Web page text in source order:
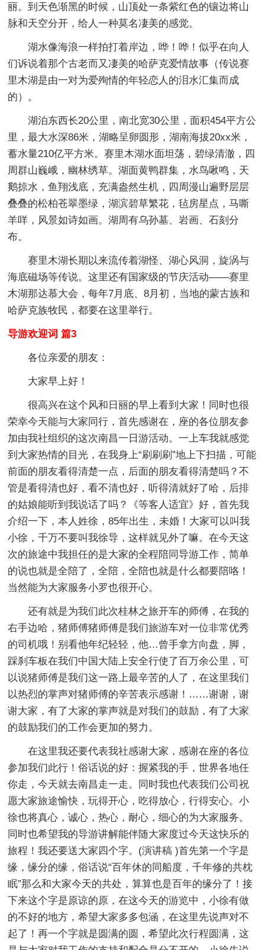
丽。到天色渐黑的时候，山顶处一条紫红色的镶边将山
脉和天空分开，给人一种莫名凄美的感觉。
湖水像海浪一样拍打着岸边，哗！哗！似乎在向人
们诉说着那个古老而又凄美的哈萨克爱情故事（传说赛
里木湖是由一对为爱殉情的年轻恋人的泪水汇集而成
的）。
湖泊东西长20公里，南北宽30公里，面积454平方公
里，最大水深86米，湖略呈卵圆形，湖南海拔20xx米，
蓄水量210亿平方米。赛里木湖水面坦荡，碧绿清澈，四
周群山巍峨，幽林绣草。湖面黄鸭群集，水鸟啾鸣，天
鹅掠水，鱼翔浅底，充满盎然生机，四周漫山遍野层层
叠叠的松柏苍翠墨绿，湖滨碧草繁花，毡房星点，马嘶
羊咩，风景如诗如画。湖周有乌孙墓、岩画、石刻分
布。
赛里木湖长期以来流传着湖怪、湖心风洞，旋涡与
海底磁场等传说。这里还有国家级的节庆活动——赛里
木湖那达慕大会，每年7月底、8月初，当地的蒙古族和
哈萨克族牧民，都要在这里举行。
导游欢迎词 篇3
各位亲爱的朋友：
大家早上好！
很高兴在这个风和日丽的早上看到大家！同时也很
荣幸今天能与大家同行，首先感谢在，座的各位朋友参
加由我社组织的这次南昌一日游活动。一上车我就感觉
到大家热情的目光，在我身上“刷刷刷”地上下扫描，可能
前面的朋友看得清楚一点，后面的朋友看得清楚吗？不
管是看得清也好，看不清也好，听得清就好了哈，后排
的姑娘能听到我说话了吗？《等客人适宜》好，首先我
介绍一下，本人姓徐，85年出生，未婚！大家可以叫我
小徐，千万不要叫我徐导，这样就见外了嘛。在今天这
次的旅途中我担任的是大家的全程陪同导游工作，简单
的说也就是全陪了，全陪，全陪也就是什么都要陪咯！
当然能为大家服务小罗也很开心。
还有就是为我们此次桂林之旅开车的师傅，在我的
右手边哈，猪师傅猪师傅是我们旅游车对一位非常优秀
的司机哦！别看他年纪轻轻，他…曾手拿方向盘，脚，
踩刹车板在我们中国大陆上安全行使了百万余公里，可
以说猪师傅是我们这一路上最辛苦的人了，在这里我们
以热烈的掌声对猪师傅的辛苦表示感谢！……谢谢，谢
谢大家，有了大家的掌声就是对我们的鼓励，有了大家
的鼓励我们的工作会更加的努力。
在这里我还要代表我社感谢大家，感谢在座的各位
参加我们此行！俗话说的好：握紧我的手，世界各地任
你走，今天就去南昌走一走。同时我也代表我们公司祝
愿大家旅途愉快，玩得开心，吃得放心，行得安心。小
徐也将真心，诚心，热心，耐心，细心的为大家服务。
同时也希望我的导游讲解能伴随大家度过今天这快乐的
旅程！我还要送大家四个字。(演讲稿 )首先第一个字是
缘，缘分的缘，俗话说“百年休的同船度，千年修的共枕
眠”那么和大家今天的共处，算算也是百年的缘分了！接
下来这个字是原谅的原，在这今天的游览中，小徐有做
的不好的地方，希望大家多多包涵，在这里先说声对不
起了！再一个字就是圆满的圆，希望此次行程圆满，这